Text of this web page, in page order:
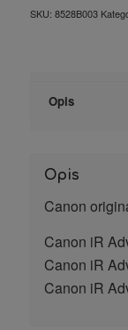
SKU: 8528B003
Opis
Opis
Canon
Canon iR
Canon iR
Canon iR